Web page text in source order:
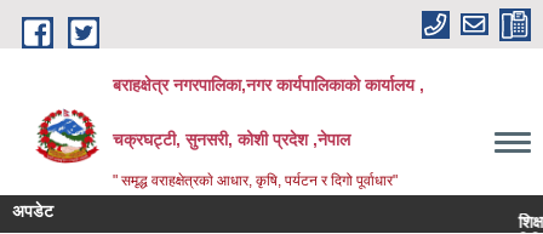
Skip to main content
बराहक्षेत्र नगरपालिका,नगर कार्यपालिकाको कार्यालय ,
चक्रघट्टी, सुनसरी, कोशी प्रदेश ,नेपाल
" समृद्ध वराहक्षेत्रकाे आधार, कृषि, पर्यटन र दिगो पूर्वाधार"
अपडेट
शिक्षक